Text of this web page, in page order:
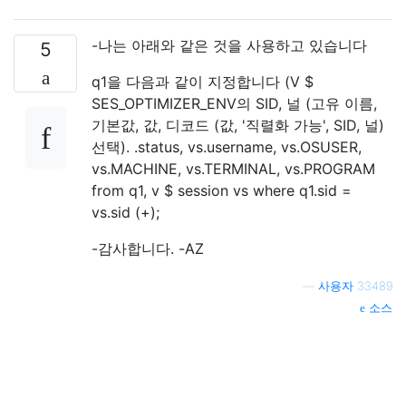
5
-나는 아래와 같은 것을 사용하고 있습니다
q1을 다음과 같이 지정합니다 (V $
SES_OPTIMIZER_ENV의 SID, 널 (고유 이름,
기본값, 값, 디코드 (값, '직렬화 가능', SID, 널)
선택). .status, vs.username, vs.OSUSER,
vs.MACHINE, vs.TERMINAL, vs.PROGRAM
from q1, v $ session vs where q1.sid =
vs.sid (+);
-감사합니다. -AZ
사용자 33489
소스